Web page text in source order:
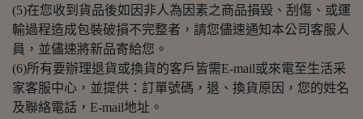
(5)在您收到貨品後如因非人為因素之商品損毀、刮傷、或運
輸過程造成包裝破損不完整者，請您儘速通知本公司客服人
員，並儘速將新品寄給您。
(6)所有要辦理退貨或換貨的客戶皆需E-mail或來電至生活采
家客服中心，並提供：訂單號碼，退、換貨原因，您的姓名
及聯絡電話，E-mail地址。